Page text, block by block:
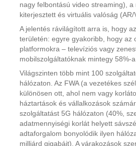
nagy felbontású video streaming),
kiterjesztett és virtuális valóság
A jelentés rávilágított arra is, hogy
területén: egyre gyakoribb, hogy az
platformokra – televíziós vagy
mobilszolgáltatóknak mintegy 58%-
Világszinten több mint 100
hálózaton. Az FWA (a vezetékes
különösen ott, ahol nem vagy
háztartások és vállalkozások
szolgáltatást 5G hálózaton (40%,
adatmennyiségi korlát helyett
adtaforgalom bonyolódik ilyen
milliárd gigabájt). A várakozások